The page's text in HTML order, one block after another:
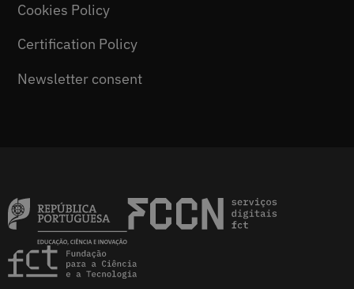
Cookies Policy
Certification Policy
Newsletter consent